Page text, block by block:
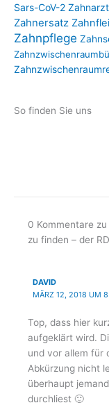
Sars-CoV-2 Zahnarzt
Zahnersatz
Zahnpflege
So finden Sie uns
s
t
a
g
r
a
c
e
b
o
o
k
0 Kommentare
zu finden – der
DAVID
MÄRZ 12, 2018 UM
Top, dass hier
aufgeklärt wird.
und vor allem für
Abkürzung nicht
überhaupt
durchliest 🙂